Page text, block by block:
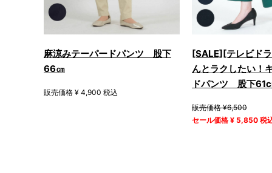
麻涼みテーパードパンツ 股下
66㎝
販売価格 ¥ 4,900 税込
[SALE][テレビド
んとラクしたい！
ドパンツ 股下
販売価格 ¥6,500
セール価格 ¥ 5,850 税